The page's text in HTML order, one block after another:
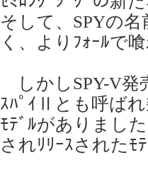
そして、SPYの
く、よりﾌｫｰﾙで
しかしSPY-V発
ｽﾊﾟｲⅡとも呼ばれ
ﾓﾃﾞﾙがありまし
されﾘﾘｰｽされたﾓ